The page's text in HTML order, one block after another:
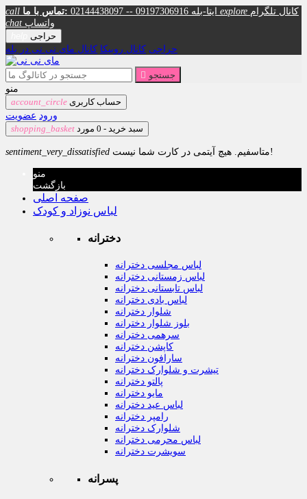
call تماس با ما: 02144438097 -- 09197306916 ایتا-بله explore کانال تلگرام
chat واتساپ
حراجی
حراجی کانال روبیکا کانال مای نی نی در بله
 جستجو
منو
account_circle حساب کاربری
ورود عضویت
shopping_basket سبد خرید - 0 مورد
sentiment_very_dissatisfied
متاسفیم. هیچ آیتمی در کارت شما نیست!
منو
بازگشت
صفحه اصلی
لباس نوزاد و کودک
دخترانه
لباس مجلسی دخترانه
لباس زمستانی دخترانه
لباس تابستانی دخترانه
لباس بادی دخترانه
شلوار دخترانه
بلوز شلوار دخترانه
سرهمی دخترانه
کاپشن دخترانه
سارافون دخترانه
تیشرت و شلوارک دخترانه
پالتو دخترانه
مایو دخترانه
لباس عید دخترانه
رامپر دخترانه
شلوارک دخترانه
لباس محرمی دخترانه
سویشرت دخترانه
پسرانه